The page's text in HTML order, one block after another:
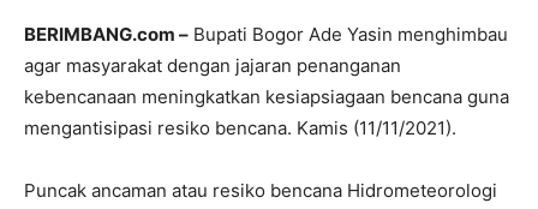
BERIMBANG.com – Bupati Bogor Ade Yasin menghimbau
agar masyarakat dengan jajaran penanganan
kebencanaan meningkatkan kesiapsiagaan bencana guna
mengantisipasi resiko bencana. Kamis (11/11/2021).
Puncak ancaman atau resiko bencana Hidrometeorologi